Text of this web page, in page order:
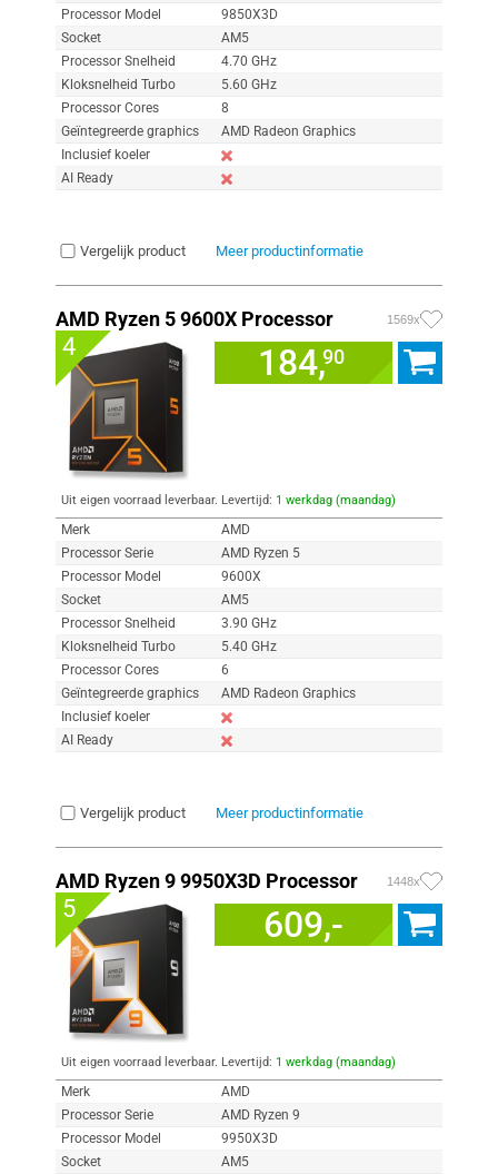
Processor Model
9850X3D
Socket
AM5
Processor Snelheid
4.70 GHz
Kloksnelheid Turbo
5.60 GHz
Processor Cores
8
Geïntegreerde graphics
AMD Radeon Graphics
Inclusief koeler
AI Ready
Vergelijk product Meer productinformatie
AMD Ryzen 5 9600X Processor 1569x
4 184,90
Uit eigen voorraad leverbaar. Levertijd: 1 werkdag (maandag)
Merk
AMD
Processor Serie
AMD Ryzen 5
Processor Model
9600X
Socket
AM5
Processor Snelheid
3.90 GHz
Kloksnelheid Turbo
5.40 GHz
Processor Cores
6
Geïntegreerde graphics
AMD Radeon Graphics
Inclusief koeler
AI Ready
Vergelijk product Meer productinformatie
AMD Ryzen 9 9950X3D Processor 1448x
5 609,-
Uit eigen voorraad leverbaar. Levertijd: 1 werkdag (maandag)
Merk
AMD
Processor Serie
AMD Ryzen 9
Processor Model
9950X3D
Socket
AM5